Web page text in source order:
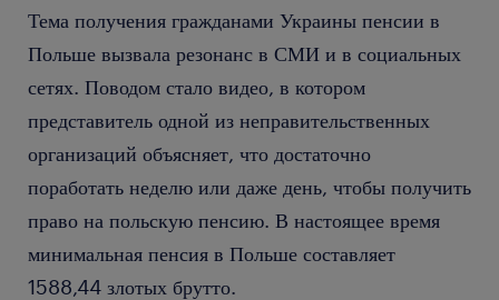
Тема получения гражданами Украины пенсии в
Польше вызвала резонанс в СМИ и в социальных
сетях. Поводом стало видео, в котором
представитель одной из неправительственных
организаций объясняет, что достаточно
поработать неделю или даже день, чтобы получить
право на польскую пенсию. В настоящее время
минимальная пенсия в Польше составляет
1588,44 злотых брутто.